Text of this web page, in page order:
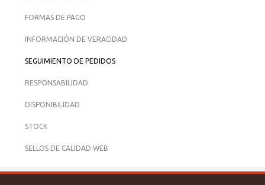
FORMAS DE PAGO
INFORMACIÓN DE VERACIDAD
SEGUIMIENTO DE PEDIDOS
RESPONSABILIDAD
DISPONIBILIDAD
STOCK
SELLOS DE CALIDAD WEB